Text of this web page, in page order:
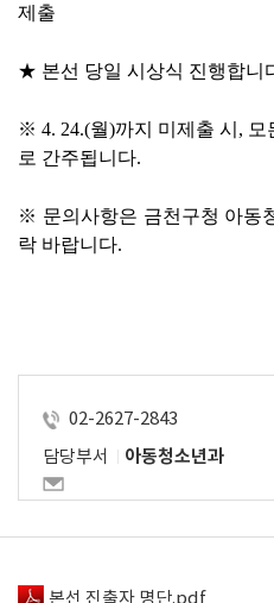
제출
★ 본선 당일 시상식 진행합니
※ 4. 24.(월)까지 미제출 시 , 모
로 간주됩니다.
※ 문의사항은 금천구청 아동
락 바랍니다.
02-2627-2843
담당부서
아동청소년과
본선 진출자 명단.pdf